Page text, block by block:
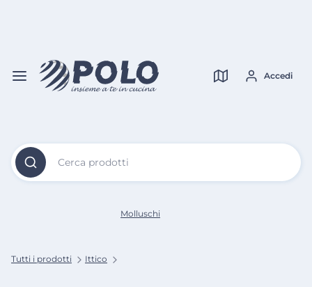
Cerca prodotti
Accedi
Tutti i prodotti Ittico
Molluschi